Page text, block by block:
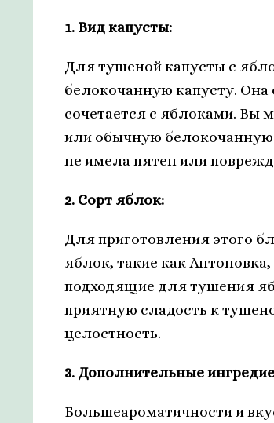
1. Вид капусты:
Для тушеной капусты с
белокочанную капусту.
сочетается с яблоками. Вы
или обычную белокочанную
не имела пятен или
2. Сорт яблок:
Для приготовления этого
яблок, такие как
подходящие для тушения
приятную сладость к
целостность.
3. Дополнительные
Большеароматичности и